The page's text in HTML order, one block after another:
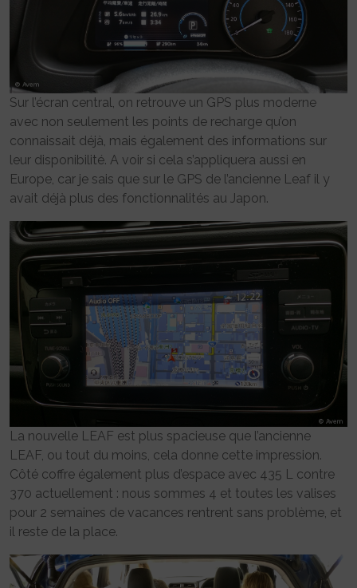
Sur l’écran central, on retrouve un GPS plus moderne
avec non seulement les points de recharge qu’on
connaissait déjà, mais également des informations sur
leur disponibilité. A voir si cela s’appliquera aussi en
Europe, car je sais que sur le GPS de l’ancienne Leaf il y
avait déjà plus des fonctionnalités au Japon.
La nouvelle LEAF est plus spacieuse que l’ancienne
LEAF, ou tout du moins, cela donne cette impression.
Côté coffre également plus d’espace avec 435 L contre
370 actuellement : nous sommes 4 et toutes les valises
pour 2 semaines de vacances rentrent sans problème, et
il reste de la place.